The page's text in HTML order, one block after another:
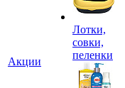
Акции
Лотки,
совки,
пеленки